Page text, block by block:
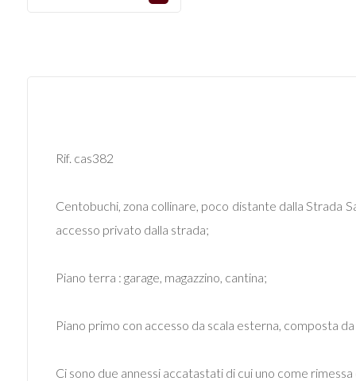
Rif. cas382
Centobuchi, zona collinare, poco distante dalla Strada
accesso privato dalla strada;
Piano terra : garage, magazzino, cantina;
Piano primo con accesso da scala esterna, composta
Ci sono due annessi accatastati di cui uno come
Prezzo